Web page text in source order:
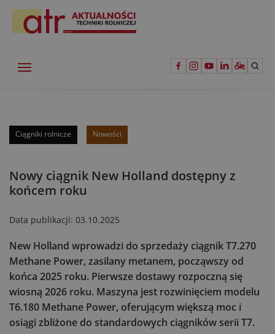
Ciągniki rolnicze Nowości
Nowy ciągnik New Holland dostępny z
końcem roku
Data publikacji: 03.10.2025
New Holland wprowadzi do sprzedaży ciągnik T7.270
Methane Power, zasilany metanem, począwszy od
końca 2025 roku. Pierwsze dostawy rozpoczną się
wiosną 2026 roku. Maszyna jest rozwinięciem modelu
T6.180 Methane Power, oferującym większą moc i
osiągi zbliżone do standardowych ciągników serii T7.